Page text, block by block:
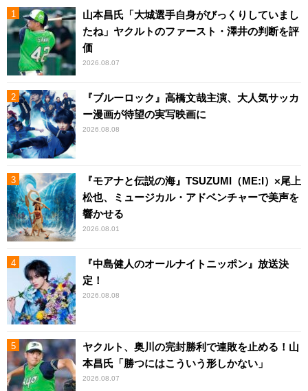
山本昌氏「大城選手自身がびっくりしていまし
たね」ヤクルトのファースト・澤井の判断を評
価
2026.08.07
『ブルーロック』高橋文哉主演、大人気サッカ
ー漫画が待望の実写映画に
2026.08.08
『モアナと伝説の海』TSUZUMI（ME:I）×尾上
松也、ミュージカル・アドベンチャーで美声を
響かせる
2026.08.01
『中島健人のオールナイトニッポン』放送決
定！
2026.08.08
ヤクルト、奥川の完封勝利で連敗を止める！山
本昌氏「勝つにはこういう形しかない」
2026.08.07